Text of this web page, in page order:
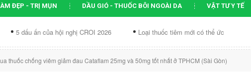
ĐẸP - TRỊ MỤN DẦU GIÓ - THUỐC BÔI NGOÀI DA VẬT TƯ Y TẾ
của hội nghị CROI 2026 Loại thuốc tiêm mới có thể ức chế...
thuốc chống viêm giảm đau Cataflam 25mg và 50mg tốt nhất ở TPHCM (Sài Gòn)